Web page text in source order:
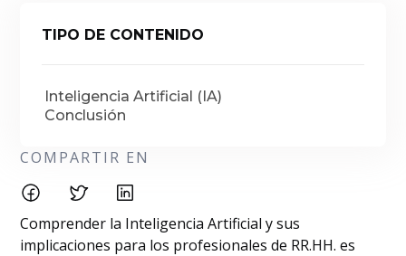
TIPO DE CONTENIDO
Inteligencia Artificial (IA)
Conclusión
COMPARTIR EN
Comprender la Inteligencia Artificial y sus
implicaciones para los profesionales de RR.HH. es